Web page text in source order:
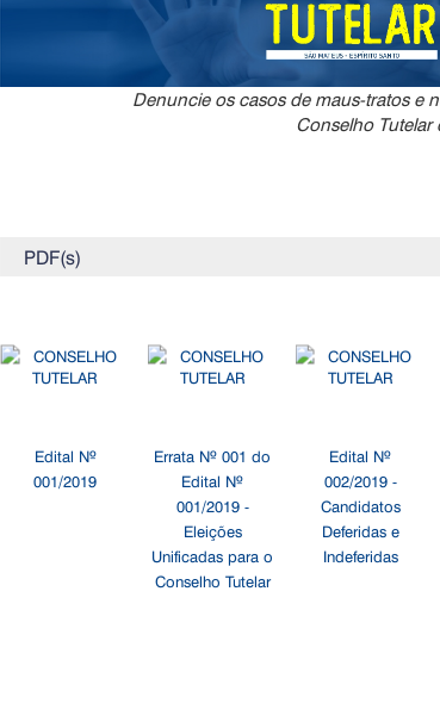
Denuncie os casos de maus-tratos e
Conselho Tutelar
PDF(s)
Edital Nº
001/2019
Errata Nº 001 do
Edital Nº
001/2019 -
Eleições
Unificadas para o
Conselho Tutelar
Edital Nº
002/2019 -
Candidatos
Deferidas e
Indeferidas